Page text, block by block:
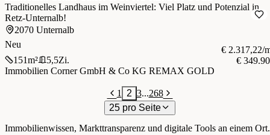
Traditionelles Landhaus im Weinviertel: Viel Platz und Potenzial in
Retz-Unternalb!
2070 Unternalb
Neu
151m² 5,5Zi.
€ 2.317,22/
€
Immobilien Corner GmbH & Co KG REMAX GOLD
1 2 3...268
25 pro Seite
Immobilienwissen, Markttransparenz und digitale Tools an einem Ort.